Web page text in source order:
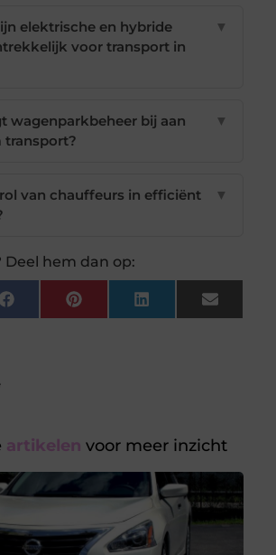
elektrische en hybride
voor transport in
▼
wagenparkbeheer bij aan
transport?
▼
van chauffeurs in efficiënt
▼
Deel hem dan op:
FacebookPinterest LinkedIn Email
artikelen voor meer inzicht